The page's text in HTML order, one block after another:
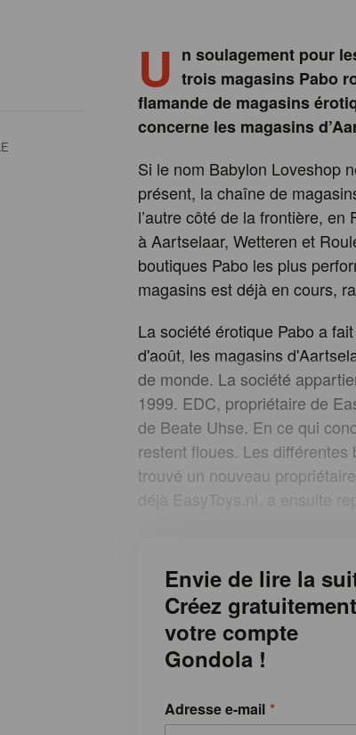
U n soulagement pour
trois magasins Pabo
flamande de magasins
concerne les magasins
Si le nom Babylon Loveshop
présent, la chaîne de
l’autre côté de la frontière,
à Aartselaar, Wetteren et
boutiques Pabo les plus
magasins est déjà en cours,
La société érotique Pabo a
d'août, les magasins
de monde. La société
1999. EDC, propriétaire de
de Beate Uhse. En ce qui
restent floues. Les
trouvé un nouveau
déjà EasyToys.nl, a ensuite
Envie de lire la
Créez gratuitement
votre compte
Gondola !
Adresse e-mail